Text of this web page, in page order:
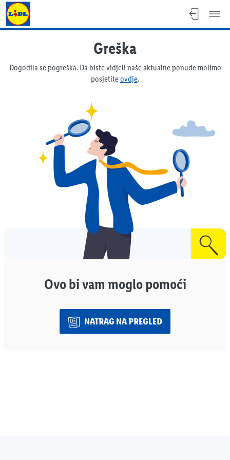
Lidl katalog
Greška
Dogodila se pogreška. Da biste vidjeli naše aktualne ponude molimo
posjetiteovdje.
Ovo bi vam moglo pomoći
NATRAG NA PREGLED